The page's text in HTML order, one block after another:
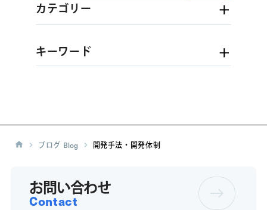
カテゴリー
キーワード
ブログ Blog 開発手法・開発体制
お問い合わせ
Contact